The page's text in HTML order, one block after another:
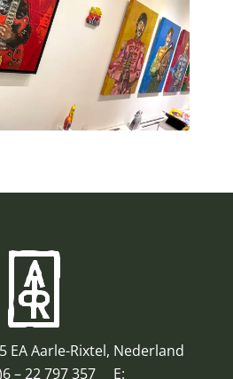
EA Aarle-Rixtel, Nederland
– 22 797 357 E: